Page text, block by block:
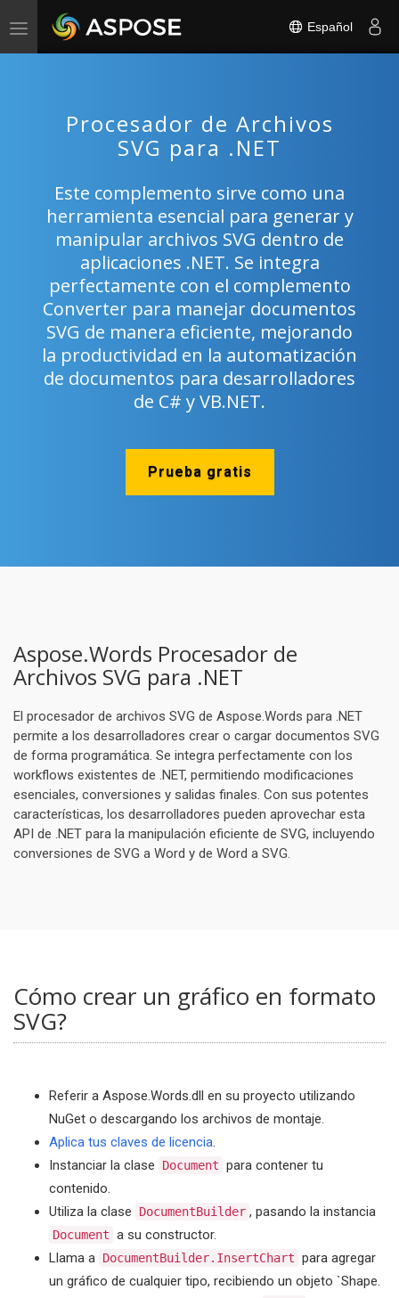
Toggle
Español
Procesador de Archivos
SVG para .NET
Este complemento sirve como una
herramienta esencial para generar y
manipular archivos SVG dentro de
aplicaciones .NET. Se integra
perfectamente con el complemento
Converter para manejar documentos
SVG de manera eficiente, mejorando
la productividad en la automatización
de documentos para desarrolladores
de C# y VB.NET.
Prueba gratis
Aspose.Words Procesador de
Archivos SVG para .NET
El procesador de archivos SVG de Aspose.Words para .NET
permite a los desarrolladores crear o cargar documentos SVG
de forma programática. Se integra perfectamente con los
workflows existentes de .NET, permitiendo modificaciones
esenciales, conversiones y salidas finales. Con sus potentes
características, los desarrolladores pueden aprovechar esta
API de .NET para la manipulación eficiente de SVG, incluyendo
conversiones de SVG a Word y de Word a SVG.
Cómo crear un gráfico en formato
SVG?
Referir a Aspose.Words.dll en su proyecto utilizando
NuGet o descargando los archivos de montaje.
Aplica tus claves de licencia.
Instanciar la clase
Document para contener tu
contenido.
Utiliza la clase
DocumentBuilder , pasando la instancia
Document a su constructor.
Llama a DocumentBuilder.InsertChart para agregar
un gráfico de cualquier tipo, recibiendo un objeto `Shape.